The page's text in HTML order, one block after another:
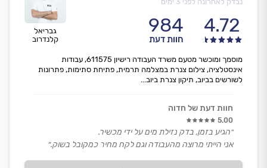
גבריאל
קלנדרוב
4.72
984
חוות דעת
מוסמך ומוכשר מטעם משרד העבודה רישיון 611575, עבודות
אינסטלציה, צילום צנרת במצלמה תרמית, פתיחת סתימות, פתרונות
לשורשים בביוב, תיקון צנרת ביוב...
חוות דעת של חדוה
5.00
״הגיע בזמן, בדק נזילת מים על ידי מכשיר.
אני הייתי מרוצה מהעבודה וגם לקח מחיר כמקובל בשוק.״